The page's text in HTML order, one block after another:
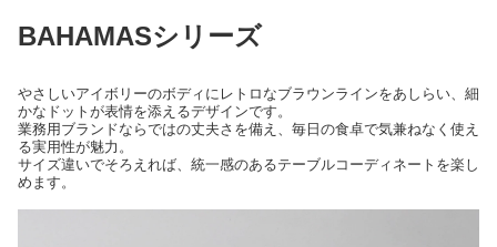
BAHAMASシリーズ
やさしいアイボリーのボディにレトロなブラウンラインをあしらい、細
かなドットが表情を添えるデザインです。
業務用ブランドならではの丈夫さを備え、毎日の食卓で気兼ねなく使え
る実用性が魅力。
サイズ違いでそろえれば、統一感のあるテーブルコーディネートを楽し
めます。